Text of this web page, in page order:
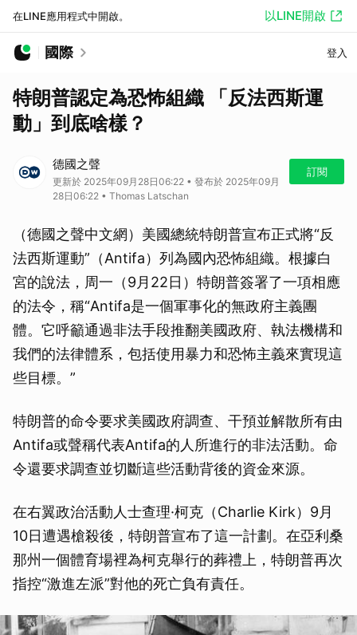
在LINE應用程式中開啟。 以LINE開啟
國際 登入
特朗普認定為恐怖組織 「反法西斯運
動」到底啥樣？
德國之聲
更新於 2025年09月28日06:22 • 發布於 2025年09月
28日06:22 • Thomas Latschan
訂閱
（德國之聲中文網）美國總統特朗普宣布正式將“反
法西斯運動”（Antifa）列為國內恐怖組織。根據白
宮的說法，周一（9月22日）特朗普簽署了一項相應
的法令，稱“Antifa是一個軍事化的無政府主義團
體。它呼籲通過非法手段推翻美國政府、執法機構和
我們的法律體系，包括使用暴力和恐怖主義來實現這
些目標。”
特朗普的命令要求美國政府調查、干預並解散所有由
Antifa或聲稱代表Antifa的人所進行的非法活動。命
令還要求調查並切斷這些活動背後的資金來源。
在右翼政治活動人士查理·柯克（Charlie Kirk）9月
10日遭遇槍殺後，特朗普宣布了這一計劃。在亞利桑
那州一個體育場裡為柯克舉行的葬禮上，特朗普再次
指控“激進左派”對他的死亡負有責任。